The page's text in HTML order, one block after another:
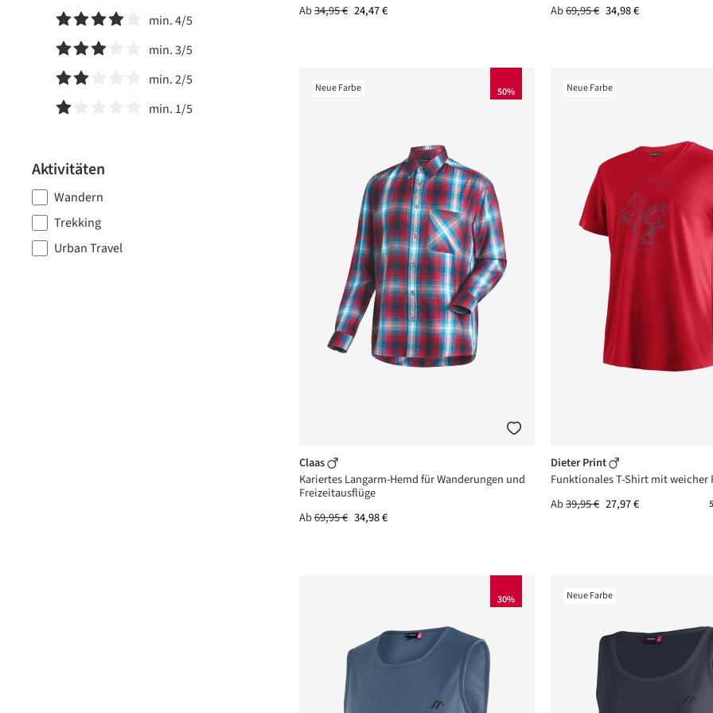
Filter hinzufügen: Minimum Bewertung von 5 von 5 Sternen
Filter hinzufügen: Minimum Bewertung von 4 von 5 Sternen
min. 4/5
Filter hinzufügen: Minimum Bewertung von 3 von 5 Sternen
min. 3/5
Filter hinzufügen: Minimum Bewertung von 2 von 5 Sternen
min. 2/5
min. 1/5
Aktivitäten
Wandern
Trekking
Urban Travel
Ab34,95 € 24,47 €
Ab69,95 € 34,98 €
50%
Neue Farbe
Claas
Kariertes Langarm-Hemd für Wanderungen und
Freizeitausflüge
Ab69,95 € 34,98 €
Neue Farbe
Dieter Print
Funktionales T-Shirt mit
Ab39,95 € 27,97 €
30% Neue Farbe